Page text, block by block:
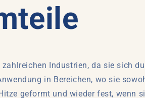
Industrien, da sie sich
in Bereichen, wo sie
geformt und wieder fest, wenn